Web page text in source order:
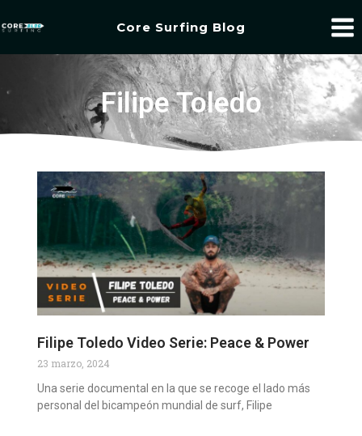
Core Surfing Blog
Filipe Toledo
Filipe Toledo Video Serie: Peace & Power
23 marzo, 2024
Una serie documental en la que se recoge el lado más
personal del bicampeón mundial de surf, Filipe